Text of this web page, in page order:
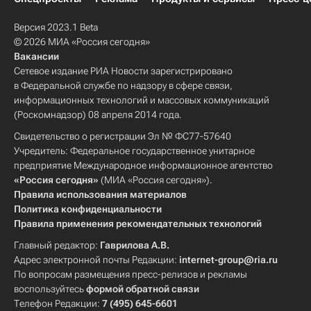
Версия 2023.1 Beta
© 2026 МИА «Россия сегодня»
Вакансии
Сетевое издание РИА Новости зарегистрировано
в Федеральной службе по надзору в сфере связи,
информационных технологий и массовых коммуникаций
(Роскомнадзор) 08 апреля 2014 года.
Свидетельство о регистрации Эл № ФС77-57640
Учредитель: Федеральное государственное унитарное
предприятие Международное информационное агентство
«Россия сегодня» (МИА «Россия сегодня»).
Правила использования материалов
Политика конфиденциальности
Правила применения рекомендательных технологий
Главный редактор: Гаврилова А.В.
Адрес электронной почты Редакции: internet-group@ria.ru
По вопросам размещения пресс-релизов и рекламы
воспользуйтесьформой обратной связи
Телефон Редакции: 7 (495) 645-6601